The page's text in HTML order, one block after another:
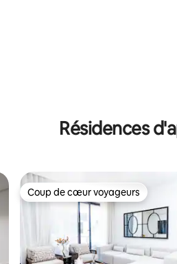
Résidences
Coup de cœur voyageurs
Coup de cœur voyageurs